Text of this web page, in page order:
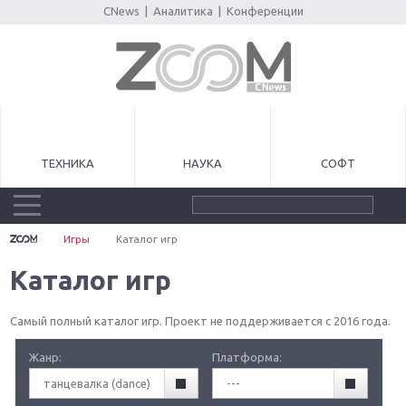
CNews Аналитика Конференции
ТЕХНИКА НАУКА СОФТ
Игры Каталог игр
Каталог игр
Самый полный каталог игр. Проект не поддерживается с 2016 года.
Жанр:
танцевалка (dance)
Платформа:
---